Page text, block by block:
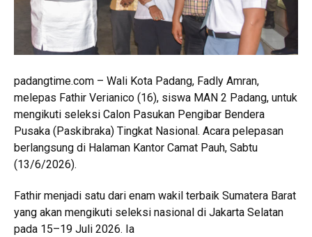
padangtime.com – Wali Kota Padang, Fadly Amran,
melepas Fathir Verianico (16), siswa MAN 2 Padang, untuk
mengikuti seleksi Calon Pasukan Pengibar Bendera
Pusaka (Paskibraka) Tingkat Nasional. Acara pelepasan
berlangsung di Halaman Kantor Camat Pauh, Sabtu
(13/6/2026).
Fathir menjadi satu dari enam wakil terbaik Sumatera Barat
yang akan mengikuti seleksi nasional di Jakarta Selatan
pada 15–19 Juli 2026. Ia